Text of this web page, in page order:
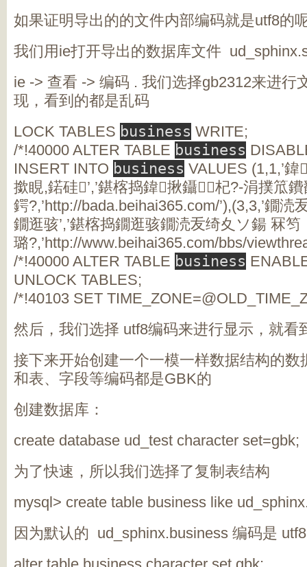
如果证明导出的的文件内部编码就是utf8的
我们用ie打开导出的数据库文件
ie -> 查看 -> 编码 . 我们选择gb2312来进行
现，看到的都是乱码
LOCK TABLES business WRITE;
/*!40000 ALTER TABLE business
INSERT INTO business VALUES (1,1,’
撳睍,鍩硅’,’鍖楁捣鍏揪鑷杞?-涓撲笟
鍔?,’http://bada.beihai365.com/’),(3,3,’鐗
鐗逛骇’,’鍖楁捣鐗逛骇鐗涜叐绮夊ソ鍚 冧笉
璐?,’http://www.beihai365.com/bbs/
/*!40000 ALTER TABLE business
UNLOCK TABLES;
/*!40103 SET
然后，我们选择 utf8编码来进行显示，就看
接下来开始创建一个一模一样数据结构的数
和表、字段等编码都是GBK的
创建数据库：
create database ud_test character set=gbk;
为了快速，所以我们选择了复制表结构
mysql> create table business like
因为默认的 ud_sphinx.business 编码是